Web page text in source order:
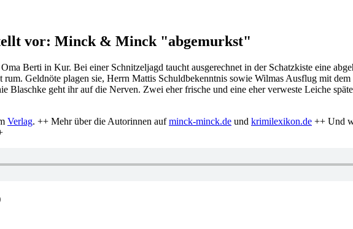
vor: Minck & Minck "abgemurkst"
Berti in Kur. Bei einer Schnitzeljagd taucht ausgerechnet in der Schatzkiste eine
Geldnöte plagen sie, Herrn Mattis Schuldbekenntnis sowie Wilmas Ausflug mit
Blaschke geht ihr auf die Nerven. Zwei eher frische und eine eher verweste Leiche
Verlag. ++ Mehr über die Autorinnen aufminck-minck.de und krimilexikon.de ++ Und